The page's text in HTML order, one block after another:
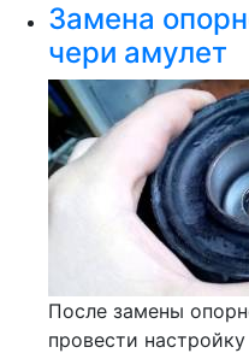
Замена
чери амулет
После замены
провести